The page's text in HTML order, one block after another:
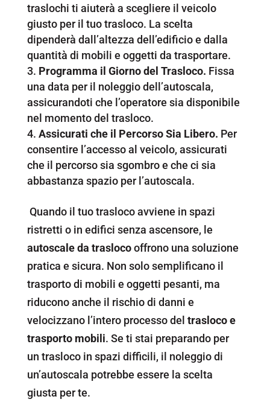
traslochi ti aiuterà a scegliere il veicolo
giusto per il tuo trasloco. La scelta
dipenderà dall’altezza dell’edificio e dalla
quantità di mobili e oggetti da trasportare.
Programma il Giorno del Trasloco. Fissa
una data per il noleggio dell’autoscala,
assicurandoti che l’operatore sia disponibile
nel momento del trasloco.
Assicurati che il Percorso Sia Libero. Per
consentire l’accesso al veicolo, assicurati
che il percorso sia sgombro e che ci sia
abbastanza spazio per l’autoscala.
Quando il tuo trasloco avviene in spazi
ristretti o in edifici senza ascensore, le
autoscale da traslocooffrono una soluzione
pratica e sicura. Non solo semplificano il
trasporto di mobili e oggetti pesanti, ma
riducono anche il rischio di danni e
velocizzano l’intero processo del trasloco e
trasporto mobili. Se ti stai preparando per
un trasloco in spazi difficili, il noleggio di
un’autoscala potrebbe essere la scelta
giusta per te.